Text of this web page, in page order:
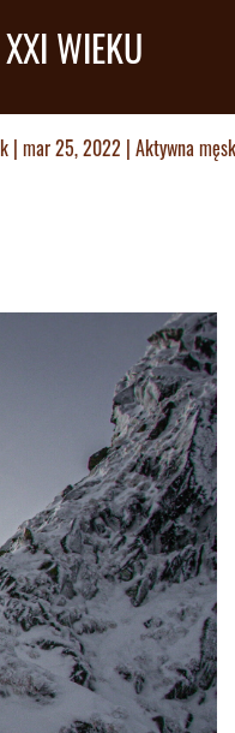
WIEKU
| mar 25, 2022 | Aktywna